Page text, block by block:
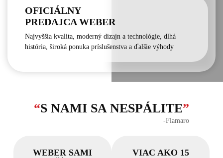
OFICIÁLNY
PREDAJCA WEBER
Najvyššia kvalita, moderný dizajn a technológie, dlhá
história, široká ponuka príslušenstva a ďalšie výhody
“S NAMI SA NESPÁLITE”
‐Flamaro
WEBER SAMI
VIAC AKO 15